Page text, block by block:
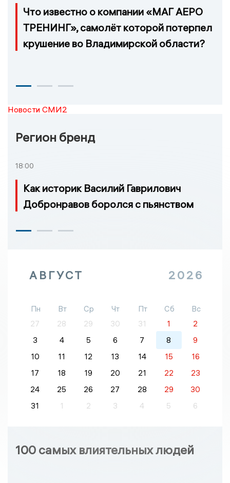
Что известно о компании «МАГ АЕРО
ТРЕНИНГ», самолёт которой потерпел
крушение во Владимирской области?
Новости СМИ2
Регион бренд
18:00
Как историк Василий Гаврилович
Добронравов боролся с пьянством
АВГУСТ 2026
Пн Вт Ср Чт Пт Сб
Вс
27
28 29 30 31 1
2
3
4 5 6 7 8
9
10
11 12 13 14 15
16
17
18 19 20 21 22
23
24
25 26 27 28 29
30
31
1 2 3 4 5 6
100 самых влиятельных людей